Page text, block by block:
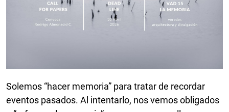
Solemos “hacer memoria” para tratar de recordar
eventos pasados. Al intentarlo, nos vemos obligados